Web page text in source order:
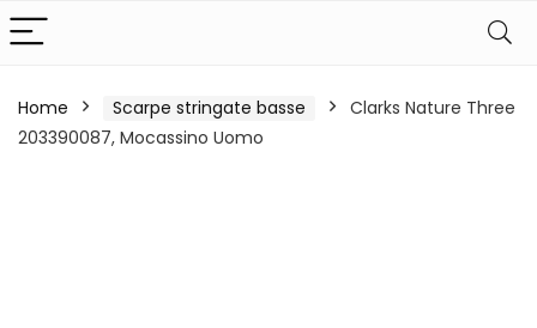
Home Scarpe stringate basse
Clarks Nature Three
203390087, Mocassino Uomo